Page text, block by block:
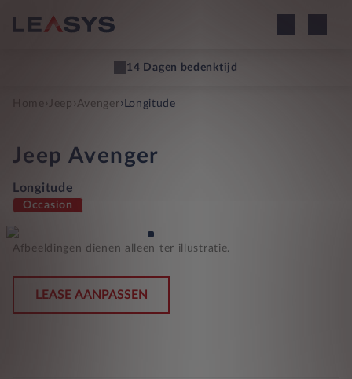
14 Dagen bedenktijd
Home Jeep › Avenger› Longitude
Jeep Avenger
Longitude
Occasion
Afbeeldingen dienen alleen ter illustratie.
LEASE AANPASSEN